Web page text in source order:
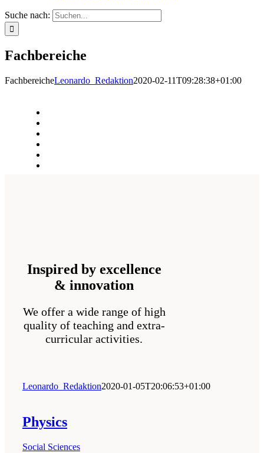
Suche nach:
Fachbereiche
FachbereicheLeonardo_Redaktion2020-02-11T09:28:38+01:00
Inspired by excellence
& innovation
We offer a wide range of high
quality of teaching and extra-
curricular activities.
Leonardo_Redaktion2020-01-05T20:06:53+01:00
Physics
Social Sciences